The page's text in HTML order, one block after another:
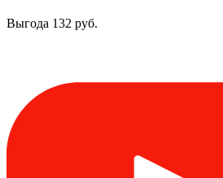
Выгода 132 руб.